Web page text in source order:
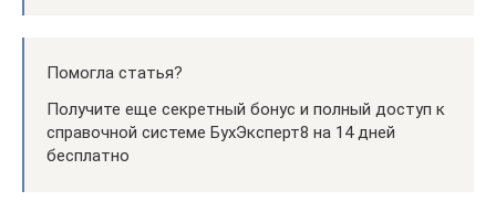
Помогла статья?
Получите еще секретный бонус и полный доступ к
справочной системе БухЭксперт8 на 14 дней
бесплатно